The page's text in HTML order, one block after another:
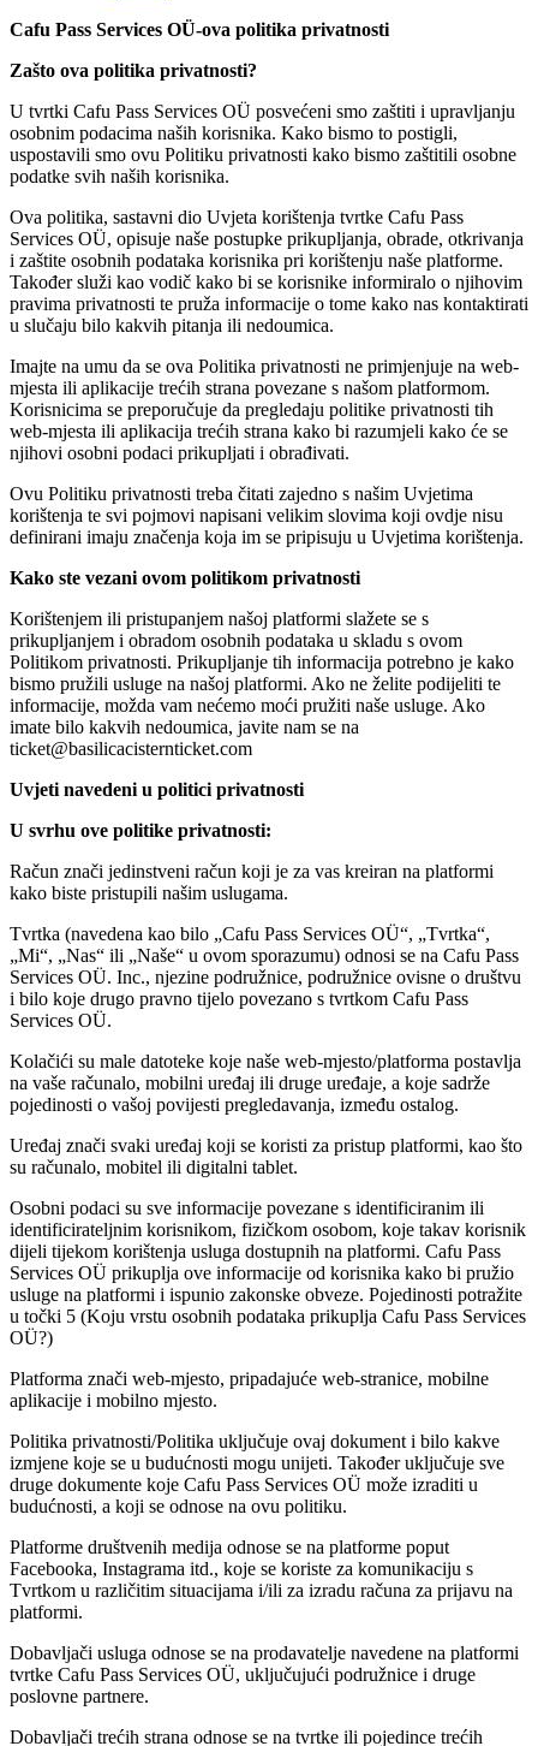
Cafu Pass Services OÜ-ova politika privatnosti
Zašto ova politika privatnosti?
U tvrtki Cafu Pass Services OÜ posvećeni smo zaštiti i upravljanju
osobnim podacima naših korisnika. Kako bismo to postigli,
uspostavili smo ovu Politiku privatnosti kako bismo zaštitili osobne
podatke svih naših korisnika.
Ova politika, sastavni dio Uvjeta korištenja tvrtke Cafu Pass
Services OÜ, opisuje naše postupke prikupljanja, obrade, otkrivanja
i zaštite osobnih podataka korisnika pri korištenju naše platforme.
Također služi kao vodič kako bi se korisnike informiralo o njihovim
pravima privatnosti te pruža informacije o tome kako nas kontaktirati
u slučaju bilo kakvih pitanja ili nedoumica.
Imajte na umu da se ova Politika privatnosti ne primjenjuje na web-
mjesta ili aplikacije trećih strana povezane s našom platformom.
Korisnicima se preporučuje da pregledaju politike privatnosti tih
web-mjesta ili aplikacija trećih strana kako bi razumjeli kako će se
njihovi osobni podaci prikupljati i obrađivati.
Ovu Politiku privatnosti treba čitati zajedno s našim Uvjetima
korištenja te svi pojmovi napisani velikim slovima koji ovdje nisu
definirani imaju značenja koja im se pripisuju u Uvjetima korištenja.
Kako ste vezani ovom politikom privatnosti
Korištenjem ili pristupanjem našoj platformi slažete se s
prikupljanjem i obradom osobnih podataka u skladu s ovom
Politikom privatnosti. Prikupljanje tih informacija potrebno je kako
bismo pružili usluge na našoj platformi. Ako ne želite podijeliti te
informacije, možda vam nećemo moći pružiti naše usluge. Ako
imate bilo kakvih nedoumica, javite nam se na
ticket@basilicacisternticket.com
Uvjeti navedeni u politici privatnosti
U svrhu ove politike privatnosti:
Račun znači jedinstveni račun koji je za vas kreiran na platformi
kako biste pristupili našim uslugama.
Tvrtka (navedena kao bilo „Cafu Pass Services OÜ“, „Tvrtka“,
„Mi“, „Nas“ ili „Naše“ u ovom sporazumu) odnosi se na Cafu Pass
Services OÜ. Inc., njezine podružnice, podružnice ovisne o društvu
i bilo koje drugo pravno tijelo povezano s tvrtkom Cafu Pass
Services OÜ.
Kolačići su male datoteke koje naše web-mjesto/platforma postavlja
na vaše računalo, mobilni uređaj ili druge uređaje, a koje sadrže
pojedinosti o vašoj povijesti pregledavanja, između ostalog.
Uređaj znači svaki uređaj koji se koristi za pristup platformi, kao što
su računalo, mobitel ili digitalni tablet.
Osobni podaci su sve informacije povezane s identificiranim ili
identificirateljnim korisnikom, fizičkom osobom, koje takav korisnik
dijeli tijekom korištenja usluga dostupnih na platformi. Cafu Pass
Services OÜ prikuplja ove informacije od korisnika kako bi pružio
usluge na platformi i ispunio zakonske obveze. Pojedinosti potražite
u točki 5 (Koju vrstu osobnih podataka prikuplja Cafu Pass Services
OÜ?)
Platforma znači web-mjesto, pripadajuće web-stranice, mobilne
aplikacije i mobilno mjesto.
Politika privatnosti/Politika uključuje ovaj dokument i bilo kakve
izmjene koje se u budućnosti mogu unijeti. Također uključuje sve
druge dokumente koje Cafu Pass Services OÜ može izraditi u
budućnosti, a koji se odnose na ovu politiku.
Platforme društvenih medija odnose se na platforme poput
Facebooka, Instagrama itd., koje se koriste za komunikaciju s
Tvrtkom u različitim situacijama i/ili za izradu računa za prijavu na
platformi.
Dobavljači usluga odnose se na prodavatelje navedene na platformi
tvrtke Cafu Pass Services OÜ, uključujući podružnice i druge
poslovne partnere.
Dobavljači trećih strana odnose se na tvrtke ili pojedince trećih